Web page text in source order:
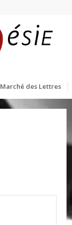
Marché des Lettres